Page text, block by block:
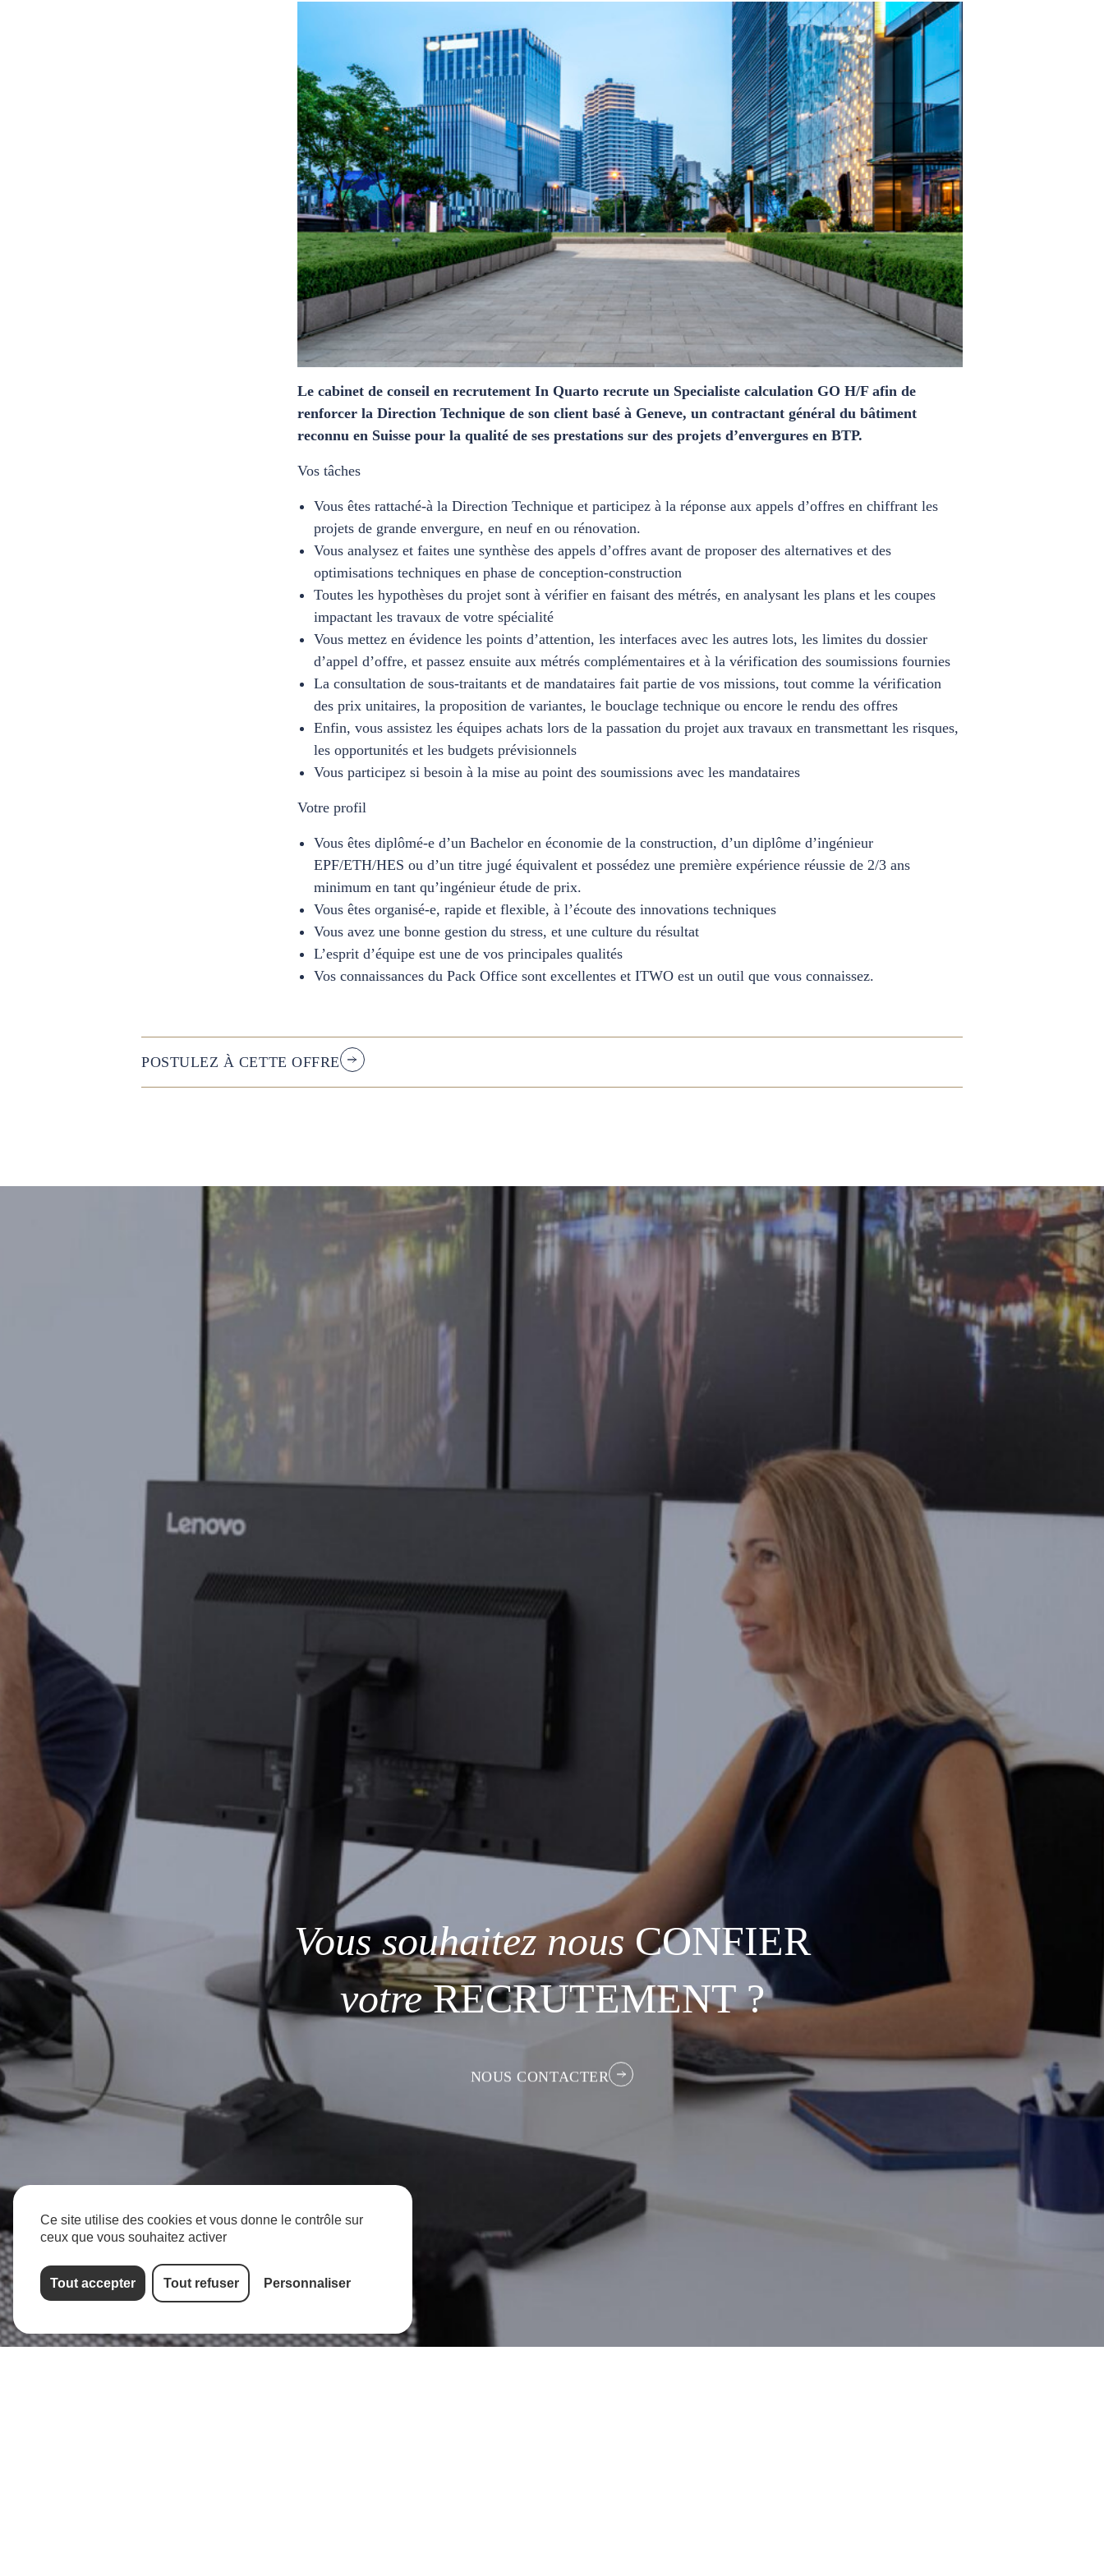
Le cabinet de conseil en recrutement In Quarto recrute un Specialiste calculation GO H/F afin de
renforcer la Direction Technique de son client basé à Geneve, un contractant général du bâtiment
reconnu en Suisse pour la qualité de ses prestations sur des projets d’envergures en BTP.
Vos tâches
Vous êtes rattaché-à la Direction Technique et participez à la réponse aux appels d’offres en chiffrant les
projets de grande envergure, en neuf en ou rénovation.
Vous analysez et faites une synthèse des appels d’offres avant de proposer des alternatives et des
optimisations techniques en phase de conception-construction
Toutes les hypothèses du projet sont à vérifier en faisant des métrés, en analysant les plans et les coupes
impactant les travaux de votre spécialité
Vous mettez en évidence les points d’attention, les interfaces avec les autres lots, les limites du dossier
d’appel d’offre, et passez ensuite aux métrés complémentaires et à la vérification des soumissions fournies
La consultation de sous-traitants et de mandataires fait partie de vos missions, tout comme la vérification
des prix unitaires, la proposition de variantes, le bouclage technique ou encore le rendu des offres
Enfin, vous assistez les équipes achats lors de la passation du projet aux travaux en transmettant les risques,
les opportunités et les budgets prévisionnels
Vous participez si besoin à la mise au point des soumissions avec les mandataires
Votre profil
Vous êtes diplômé-e d’un Bachelor en économie de la construction, d’un diplôme d’ingénieur
EPF/ETH/HES ou d’un titre jugé équivalent et possédez une première expérience réussie de 2/3 ans
minimum en tant qu’ingénieur étude de prix.
Vous êtes organisé-e, rapide et flexible, à l’écoute des innovations techniques
Vous avez une bonne gestion du stress, et une culture du résultat
L’esprit d’équipe est une de vos principales qualités
Vos connaissances du Pack Office sont excellentes et ITWO est un outil que vous connaissez.
POSTULEZ À CETTE OFFRE
Vous souhaitez nousCONFIER
votreRECRUTEMENT ?
NOUS CONTACTER
Ce site utilise des cookies et vous donne le contrôle sur
ceux que vous souhaitez activer
Tout accepter Tout refuser Personnaliser